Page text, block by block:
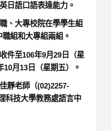
日語口語表達能力。
、大專校院在學學生組
組和大專組兩組。
件至106年9月29日（星
月13日（星期五）。
靜老師（(02)2257-
科技大學教務處語言中